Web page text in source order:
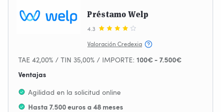
Préstamo Welp
4.3
Valoración Credexia
TAE 42,00% / TIN 35,00% / IMPORTE: 100€ - 7.500€
Ventajas
Agilidad en la solicitud online
Hasta 7.500 euros a 48 meses